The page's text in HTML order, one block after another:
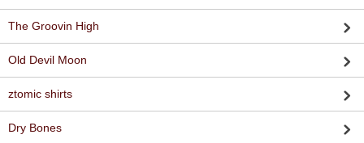
The Groovin High
Old Devil Moon
ztomic shirts
Dry Bones